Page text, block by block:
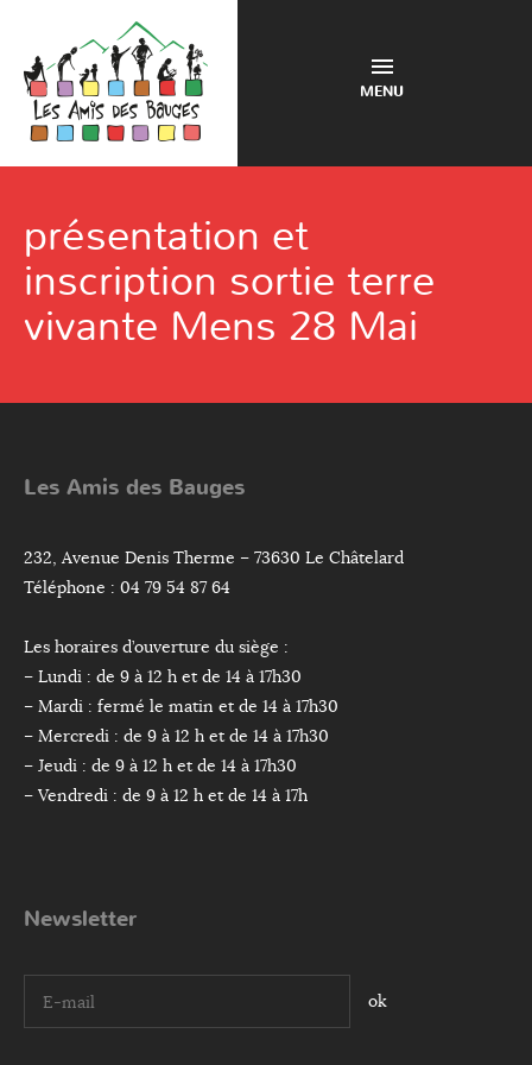
MENU
présentation et
inscription sortie terre
vivante Mens 28 Mai
Les Amis des Bauges
232, Avenue Denis Therme – 73630 Le Châtelard
Téléphone : 04 79 54 87 64
Les horaires d’ouverture du siège :
– Lundi : de 9 à 12 h et de 14 à 17h30
– Mardi : fermé le matin et de 14 à 17h30
– Mercredi : de 9 à 12 h et de 14 à 17h30
– Jeudi : de 9 à 12 h et de 14 à 17h30
– Vendredi : de 9 à 12 h et de 14 à 17h
Newsletter
I agree terms and conditions.*